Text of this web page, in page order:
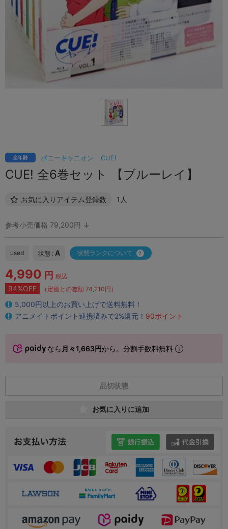
ポニーキャニオン CUE!
全年齢
CUE! 全6巻セット 【ブルーレイ】
お気に入りアイテム登録数 1人
参考小売価格 79,200円 ↓
used 状態 : A 状態ランクについて
4,990 円 税込
94%OFF （定価との差額 74,210円）
5,000円以上のお買い上げで送料無料！
アニメイトポイント連携済みで2%還元！ 90ポイント
なら 月々1,663円から。分割手数料無料
品切状態
お気に入りに追加